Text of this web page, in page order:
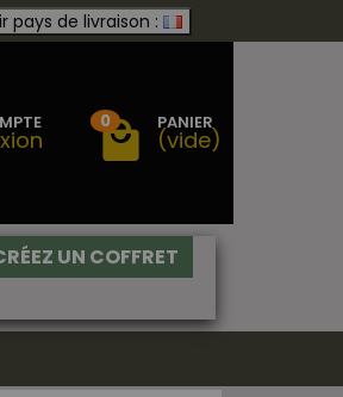
pays de livraison :
0 PANIER
(vide)
UN COFFRET